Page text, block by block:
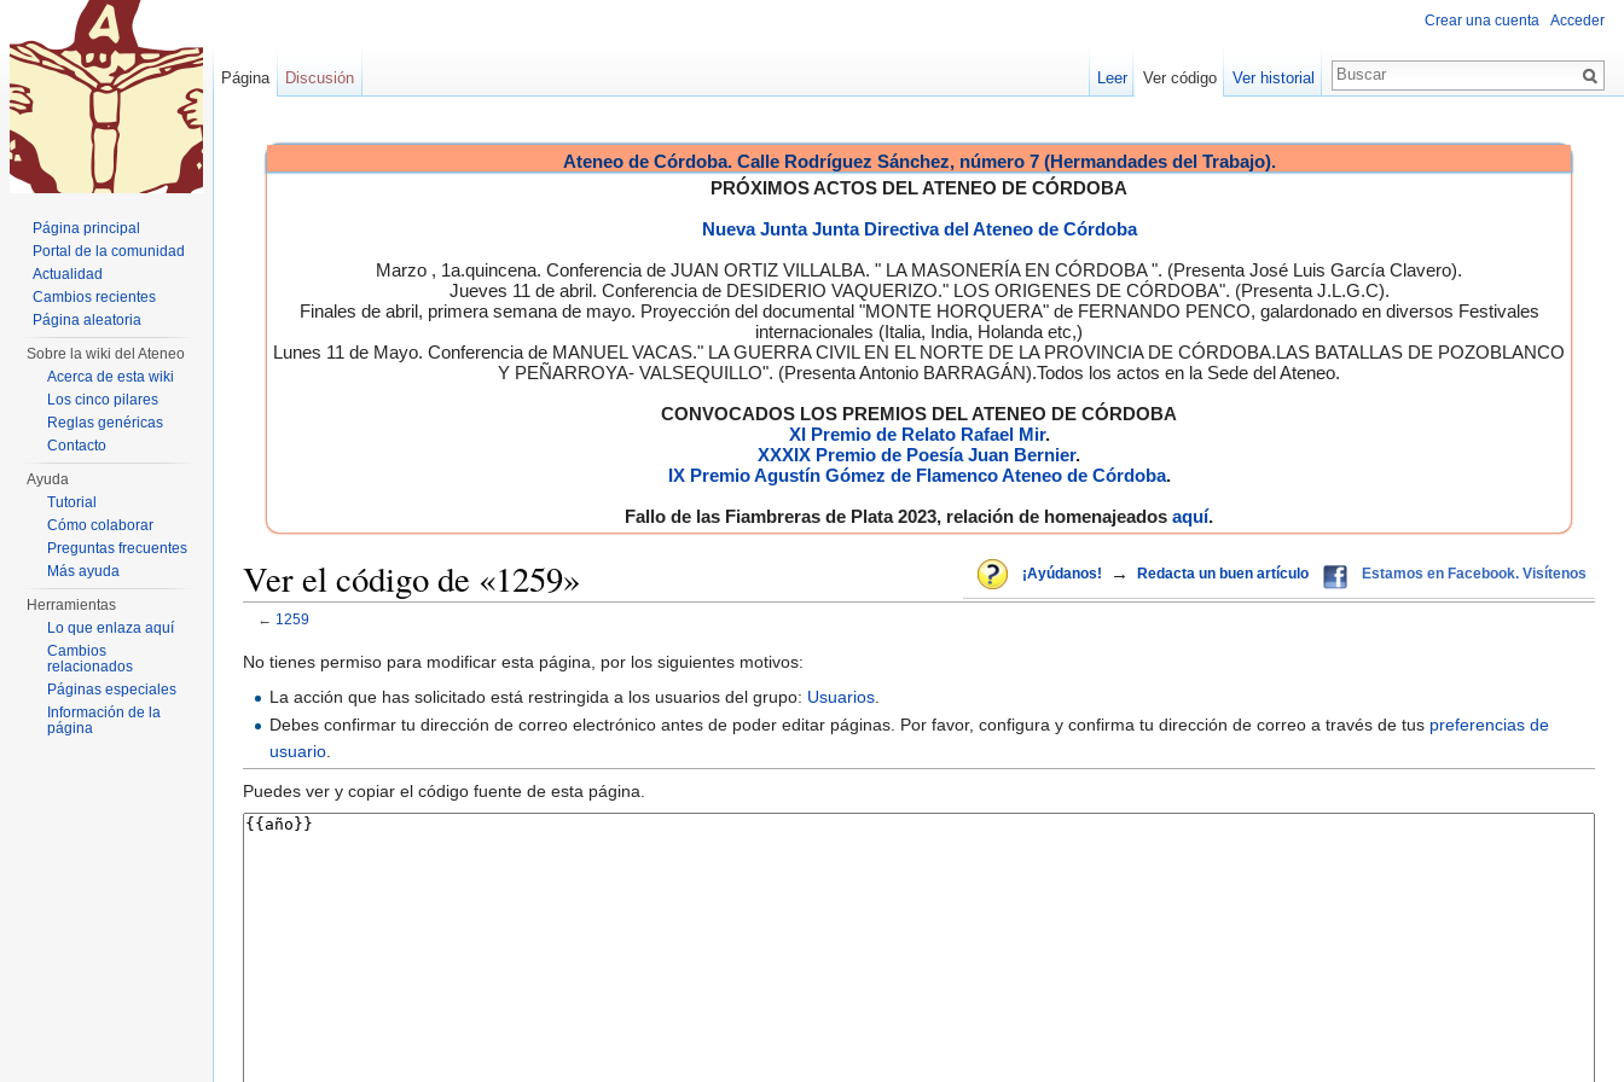
Ateneo de Córdoba. Calle Rodríguez Sánchez, número 7 (Hermandades del Trabajo).
PRÓXIMOS ACTOS DEL ATENEO DE CÓRDOBA
Nueva Junta Junta Directiva del Ateneo de Córdoba
Marzo , 1a.quincena. Conferencia de JUAN ORTIZ VILLALBA. " LA MASONERÍA EN CÓRDOBA ". (Presenta José Luis García Clavero).
Jueves 11 de abril. Conferencia de DESIDERIO VAQUERIZO." LOS ORIGENES DE CÓRDOBA". (Presenta J.L.G.C).
Finales de abril, primera semana de mayo. Proyección del documental "MONTE HORQUERA" de FERNANDO PENCO, galardonado en diversos Festivales
internacionales (Italia, India, Holanda etc,)
Lunes 11 de Mayo. Conferencia de MANUEL VACAS." LA GUERRA CIVIL EN EL NORTE DE LA PROVINCIA DE CÓRDOBA.LAS BATALLAS DE POZOBLANCO
Y PEÑARROYA- VALSEQUILLO". (Presenta Antonio BARRAGÁN).Todos los actos en la Sede del Ateneo.
CONVOCADOS LOS PREMIOS DEL ATENEO DE CÓRDOBA
XI Premio de Relato Rafael Mir.
XXXIX Premio de Poesía Juan Bernier.
IX Premio Agustín Gómez de Flamenco Ateneo de Córdoba.
Fallo de las Fiambreras de Plata 2023, relación de homenajeados aquí.
¡Ayúdanos! → Redacta un buen artículo Estamos en Facebook. Visítenos
Ver el código de «1259»
← 1259
No tienes permiso para modificar esta página, por los siguientes motivos:
La acción que has solicitado está restringida a los usuarios del grupo: Usuarios
Debes confirmar tu dirección de correo electrónico antes de poder editar páginas. Por favor, configura y confirma tu dirección de correo a través de tus preferencias de
usuario
Puedes ver y copiar el código fuente de esta página.
Crear una cuenta Acceder
Página Discusión Leer Ver código Ver historial
Página principal
Portal de la comunidad
Actualidad
Cambios recientes
Página aleatoria
Sobre la wiki del Ateneo
Acerca de esta wiki
Los cinco pilares
Reglas genéricas
Contacto
Ayuda
Tutorial
Cómo colaborar
Preguntas frecuentes
Más ayuda
Herramientas
Lo que enlaza aquí
Cambios
relacionados
Páginas especiales
Información de la
página